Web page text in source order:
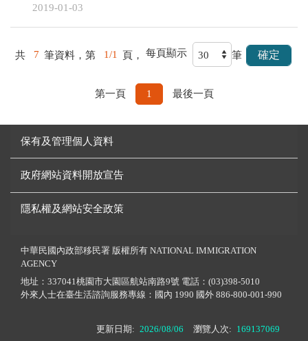
2019-01-03
共 7 筆資料，第 1/1 頁， 每頁顯示 筆
第一頁 1 最後一頁
保有及管理個人資料
政府網站資料開放宣告
隱私權及網站安全政策
中華民國內政部移民署 版權所有 NATIONAL IMMIGRATION
AGENCY
地址：337041桃園市大園區航站南路9號 電話：(03)398-5010
外來人士在臺生活諮詢服務專線：國內 1990 國外 886-800-001-990
更新日期: 2026/08/06 瀏覽人次: 169137069